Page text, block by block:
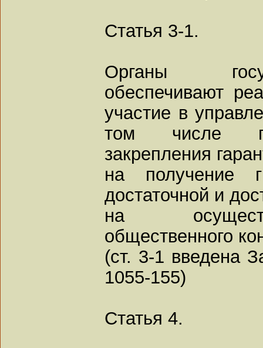
Статья 3-1.
Органы
обеспечивают
участие в
том числе
закрепления
на получение
достаточной и
на
общественного
(ст. 3-1 введена
1055-155)
Статья 4.